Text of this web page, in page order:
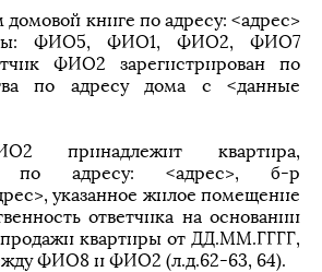
книге по адресу: <адрес>
ФИО5, ФИО1, ФИО2, ФИО7
ФИО2 зарегистрирован по
по адресу дома с <данные
принадлежит квартира,
по адресу: <адрес>, б-р
указанное жилое помещение
ответчика на основании
продажи квартиры от ДД.ММ.ГГГГ,
ФИО8 и ФИО2 (л.д.62-63, 64).